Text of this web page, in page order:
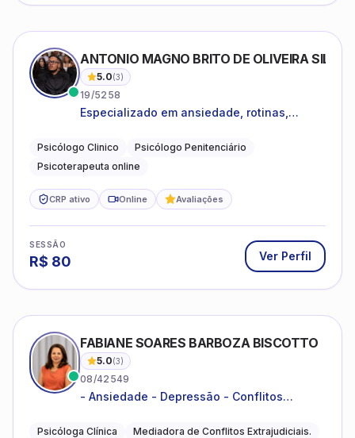
ANTONIO MAGNO BRITO DE OLIVEIRA SILVA
5.0(3)
19/5258
Especializado em ansiedade, rotinas,
familiares e questões comportamentais.
Psicólogo Clinico
Psicólogo Penitenciário
Psicoterapeuta online
CRP ativo Online Avaliações
SESSÃO
R$ 80 Ver Perfil
FABIANE SOARES BARBOZA BISCOTTO
5.0(3)
08/42549
- Ansiedade - Depressão - Conflitos
relacionamentos - Autoestima -
Psicóloga Clínica Mediadora de Conflitos Extrajudiciais.